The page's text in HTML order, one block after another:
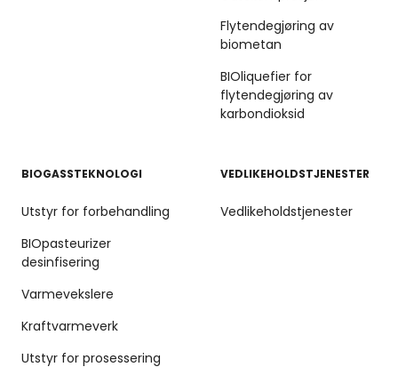
Flytendegjøring av
biometan
BIOliquefier for
flytendegjøring av
karbondioksid
BIOGASSTEKNOLOGI
Utstyr for forbehandling
BIOpasteurizer
desinfisering
Varmevekslere
Kraftvarmeverk
Utstyr for prosessering
VEDLIKEHOLDSTJENESTER
Vedlikeholdstjenester